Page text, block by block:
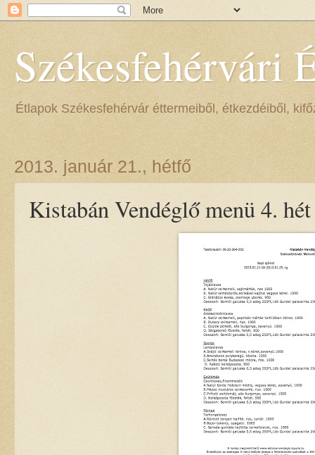
Székesfehérvári
Étlapok Székesfehérvár éttermeiből, étkezdéiből,
2013. január 21., hétfő
Kistabán Vendéglő menü 4. hét